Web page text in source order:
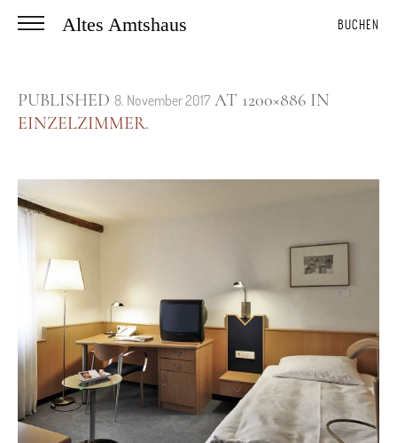
Altes Amtshaus BUCHEN
PUBLISHED 8. November 2017 AT 1200×886 IN
EINZELZIMMER.